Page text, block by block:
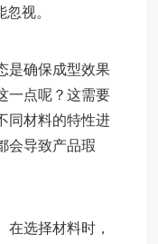
视。
是确保成型效果
一点呢？这需要
同材料的特性进
会导致产品瑕
在选择材料时，